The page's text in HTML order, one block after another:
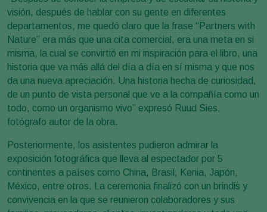
visión, después de hablar con su gente en diferentes
departamentos, me quedó claro que la frase “Partners with
Nature” era más que una cita comercial, era una meta en si
misma, la cual se convirtió en mi inspiración para el libro, una
historia que va más allá del día a día en sí misma y que nos
da una nueva apreciación. Una historia hecha de curiosidad,
de un punto de vista personal que ve a la compañía como un
todo, como un organismo vivo” expresó Ruud Sies,
fotógrafo autor de la obra.
Posteriormente, los asistentes pudieron admirar la
exposición fotográfica que lleva al espectador por 5
continentes a países como China, Brasil, Kenia, Japón,
México, entre otros. La ceremonia finalizó con un brindis y
convivencia en la que se reunieron colaboradores y sus